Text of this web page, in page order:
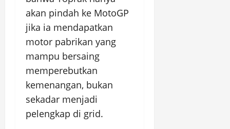
akan pindah ke MotoGP
jika ia mendapatkan
motor pabrikan yang
mampu bersaing
memperebutkan
kemenangan, bukan
sekadar menjadi
pelengkap di grid.